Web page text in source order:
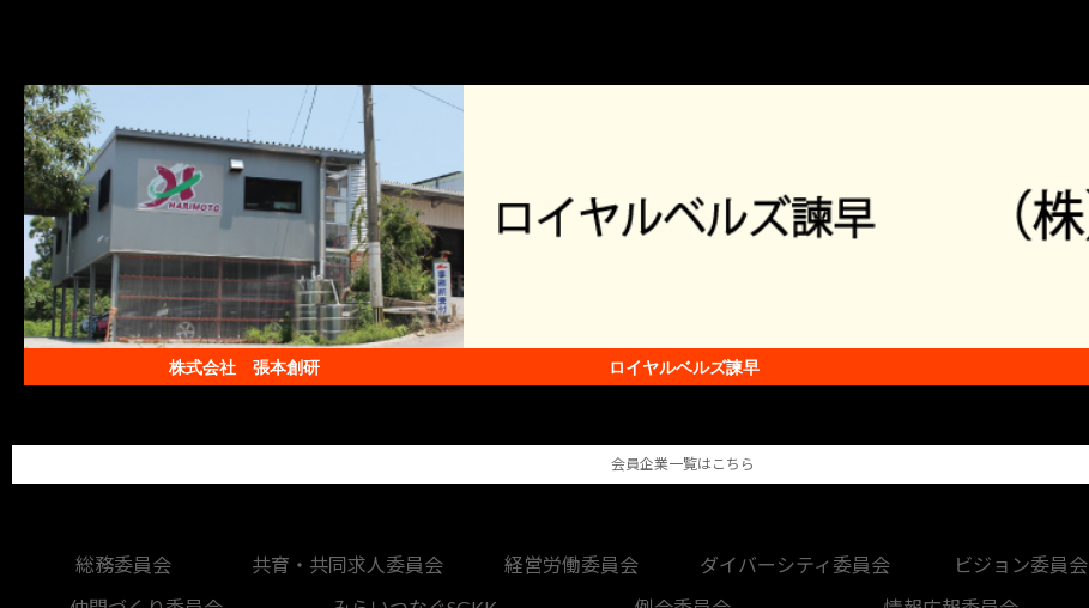
株式会社 張本創研 ロイヤルベルズ諫早
会員企業一覧はこちら
総務委員会 共育・共同求人委員会 経営労働委員会 ダイバーシティ委員会 ビジョン委員会